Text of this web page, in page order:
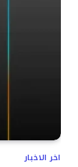
اخر الاخبار